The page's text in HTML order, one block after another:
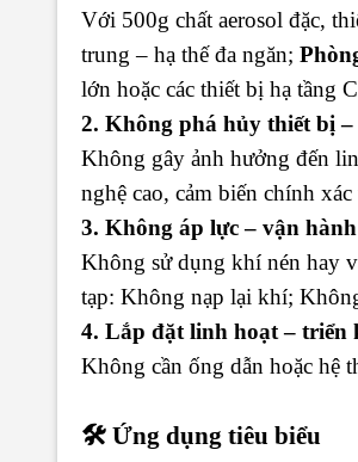
Với 500g chất aerosol đặc,
trung – hạ thế đa ngăn;
lớn hoặc các thiết bị hạ tầng
2. Không phá hủy thiết bị
Không gây ảnh hưởng đến
nghệ cao, cảm biến chính
3. Không áp lực – vận
Không sử dụng khí nén hay
tạp: Không nạp lại khí;
4. Lắp đặt linh hoạt – triển
Không cần ống dẫn hoặc hệ
🛠️ Ứng dụng tiêu biểu